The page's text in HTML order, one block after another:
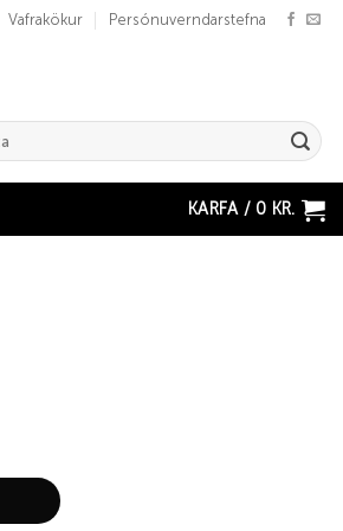
Vafrakökur Persónuverndarstefna
KARFA / 0 KR.